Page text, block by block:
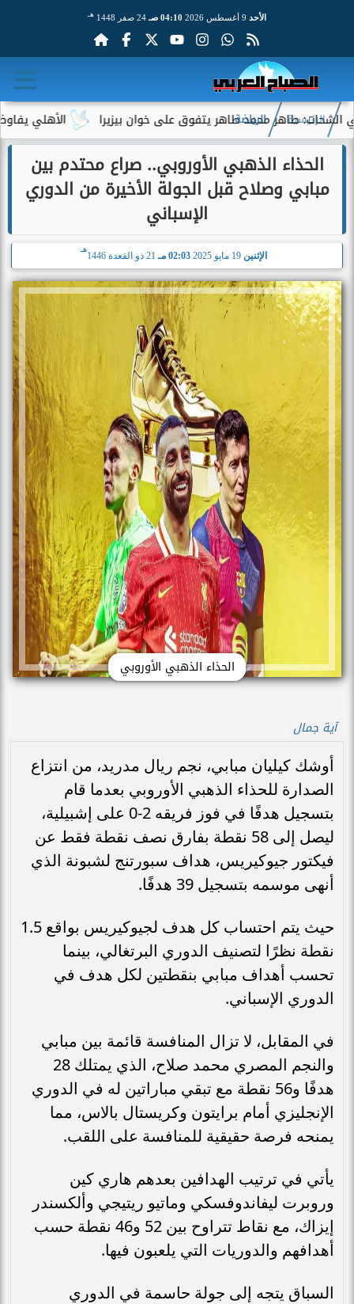
الأحد 04:10 صـ 24 صفر 1448 هـ
الأهلي يفاوض أحمد طاهر محمد طاهر يتفوق على خوان بيزيرا
الرئيسية الرياضة
الحذاء الذهبي الأوروبي.. صراع محتدم بين
مبابي وصلاح قبل الجولة الأخيرة من الدوري
الإسباني
الإثنين 02:03 مـ 21 ذو القعدة 1446
هـ
الحذاء الذهبي الأوروبي
آية جمال
أوشك كيليان مبابي، نجم ريال مدريد، من انتزاع
الصدارة للحذاء الذهبي الأوروبي بعدما قام
بتسجيل هدفًا في فوز فريقه 2-0 على إشبيلية،
ليصل إلى 58 نقطة بفارق نصف نقطة فقط عن
فيكتور جيوكيريس، هداف سبورتنج لشبونة الذي
أنهى موسمه بتسجيل 39 هدفًا.
حيث يتم احتساب كل هدف لجيوكيريس بواقع 1.5
نقطة نظرًا لتصنيف الدوري البرتغالي، بينما
تحسب أهداف مبابي بنقطتين لكل هدف في
الدوري الإسباني.
في المقابل، لا تزال المنافسة قائمة بين مبابي
والنجم المصري محمد صلاح، الذي يمتلك 28
هدفًا و56 نقطة مع تبقي مباراتين له في الدوري
الإنجليزي أمام برايتون وكريستال بالاس، مما
يمنحه فرصة حقيقية للمنافسة على اللقب.
يأتي في ترتيب الهدافين بعدهم هاري كين
وروبرت ليفاندوفسكي وماتيو ريتيجي وألكسندر
إيزاك، مع نقاط تتراوح بين 52 و46 نقطة حسب
أهدافهم والدوريات التي يلعبون فيها.
السباق يتجه إلى جولة حاسمة في الدوري